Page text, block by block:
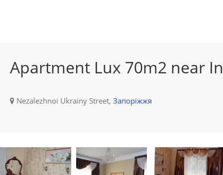
Apartment Lux 70m2 near
Nezalezhnoi Ukrainy Street, Запоріжжя